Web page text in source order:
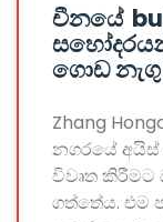
චීනයේ
ගොඩ
Zhang
නගරයේ අයිස්
විවෘත
ගත්තේය. එම